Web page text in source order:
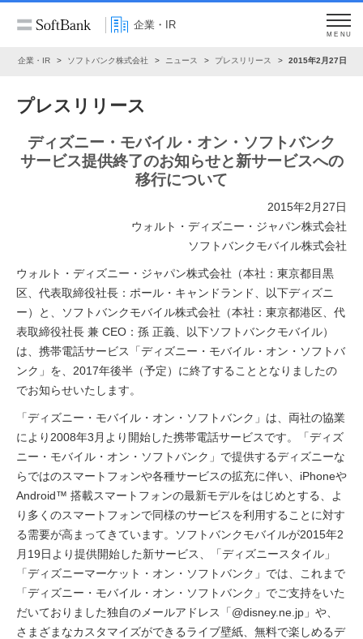
企業・IR
MENU
企業・IR ソフトバンク株式会社 ニュース プレスリリース 2015年2月27日
プレスリリース
ディズニー・モバイル・オン・ソフトバンク
サービス提供終了のお知らせと新サービスへの
移行について
2015年2月27日
ウォルト・ディズニー・ジャパン株式会社
ソフトバンクモバイル株式会社
ウォルト・ディズニー・ジャパン株式会社（本社：東京都目黒
区、代表取締役社長：ポール・キャンドランド、以下ディズニ
ー）と、ソフトバンクモバイル株式会社（本社：東京都港区、代
表取締役社長 兼 CEO：孫 正義、以下ソフトバンクモバイル）
は、携帯電話サービス「ディズニー・モバイル・オン・ソフトバ
ンク」を、2017年後半（予定）に終了することとなりましたの
でお知らせいたします。
「ディズニー・モバイル・オン・ソフトバンク」は、両社の協業
により2008年3月より開始した携帯電話サービスです。「ディズ
ニー・モバイル・オン・ソフトバンク」で提供するディズニーな
らではのスマートフォンや各種サービスの拡充に伴い、iPhoneや
Android™ 搭載スマートフォンの最新モデルをはじめとする、よ
り多くのスマートフォンで同様のサービスを利用することに対す
る需要が高まってきています。ソフトバンクモバイルが2015年2
月19日より提供開始した新サービス、「ディズニースタイル」
「ディズニーマーケット・オン・ソフトバンク」では、これまで
「ディズニー・モバイル・オン・ソフトバンク」でご支持をいた
だいておりました独自のメールアドレス「@disney.ne.jp」や、
さまざまなカスタマイズができるライブ壁紙、無料で楽しめるデ